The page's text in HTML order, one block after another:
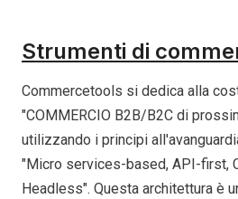
Strumenti di
Commercetools si dedica alla
"COMMERCIO B2B/B2C di
utilizzando i principi
"Micro services-based, API-first,
Headless". Questa architettura è